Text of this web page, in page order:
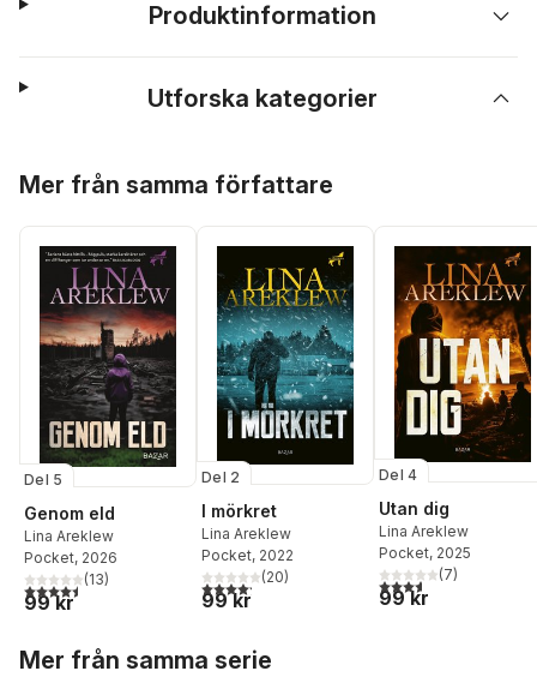
Produktinformation
Utforska kategorier
Mer från samma författare
Del 5
Genom eld
Lina Areklew
Pocket, 2026
4,5utav 5 stjärnor. Totalt antal röster:
(13)
99 kr
Del 2
I mörkret
Lina Areklew
Pocket, 2022
4,2utav 5 stjärnor. Totalt antal röster:
(20)
99 kr
Del 4
Utan dig
Lina Areklew
Pocket, 2025
3,6utav 5 stjärnor.
(7)
99 kr
Mer från samma serie